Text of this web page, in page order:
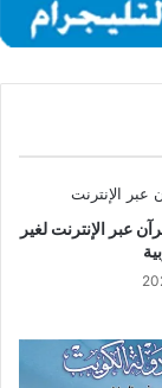
عبر الإنترنت لغير